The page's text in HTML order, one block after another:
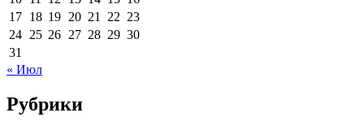
17 18 19 20 21 22 23
24 25 26 27 28 29 30
31
« Июл
Рубрики